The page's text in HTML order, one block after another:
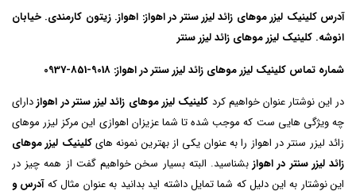
آدرس کلینیک لیزر موهای زائد لیزر سنتر در اهواز: اهواز. زیتون کارمندی. خیابان
انوشه. کلینیک لیزر موهای زائد لیزر سنتر
شماره تماس کلینیک لیزر موهای زائد لیزر سنتر در اهواز: 9018-851-0937
در این نوشتار عنوان خواهیم کرد کلینیک لیزر موهای زائد لیزر سنتر در اهوازدارای
چه ویژگی هایی ست که موجب شده تا شما عزیزان اهوازی این مرکز لیزر موهای
زائد لیزر سنتر در اهواز را به عنوان یکی از بهترین نمونه هایکلینیک لیزر موهای
زائد لیزر سنتر در اهوازبشناسید. البته بسیار سخن خواهیم گفت از همه چیز در
این نوشتار به این دلیل که شما تمایل داشته اید بدانید به عنوان مثال کهآدرس و